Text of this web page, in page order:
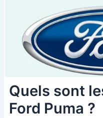
Quels sont
Ford Puma ?